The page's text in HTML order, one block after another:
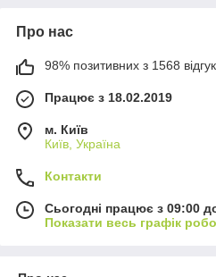
Про нас
98% позитивних з 1568
Працює з 18.02.2019
м. Київ
Київ, Україна
Контакти
Сьогодні працює з 09:00
Показати весь графік